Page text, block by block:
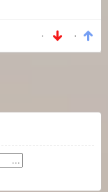
۰ ۰